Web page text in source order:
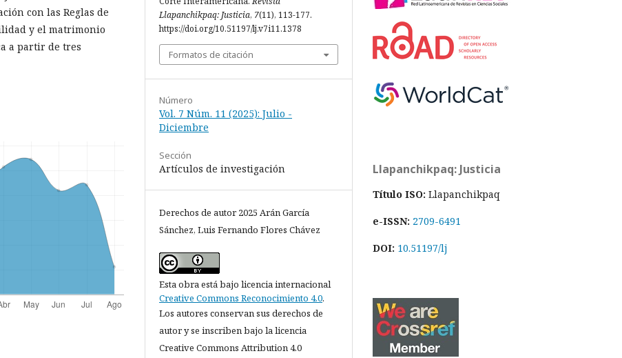
con las Reglas de
y el matrimonio
a partir de tres
Llapanchikpaq: Justicia, 7(11), 113-177.
https://doi.org/10.51197/lj.v7i11.1378
Formatos de citación
Número
Vol. 7 Núm. 11 (2025): Julio -
Diciembre
Sección
Artículos de investigación
Derechos de autor 2025 Arán García
Sánchez, Luis Fernando Flores Chávez
Esta obra está bajo licencia internacional
Creative Commons Reconocimiento 4.0.
Los autores conservan sus derechos de
autor y se inscriben bajo la licencia
Creative Commons Attribution 4.0
Llapanchikpaq: Justicia
Título ISO: Llapanchikpaq
e-ISSN: 2709-6491
DOI: 10.51197/lj